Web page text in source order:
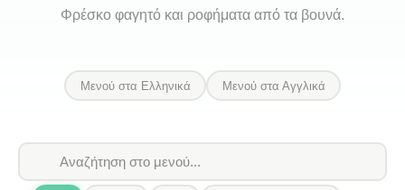
Φρέσκο φαγητό και ροφήματα από τα βουνά.
Μενού στα Ελληνικά Μενού στα Αγγλικά